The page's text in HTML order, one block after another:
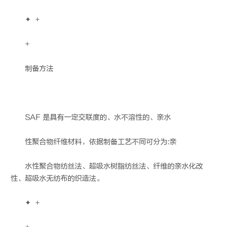
✦ +
+
制备方法
SAF 是具有一定交联度的、水不溶性的、亲水
性聚合物纤维材料，依据制备工艺不同可分为:亲
水性聚合物纺丝法、超吸水树脂纺丝法、纤维的亲水化改
性、超吸水无纺布的织造法。
✦ +